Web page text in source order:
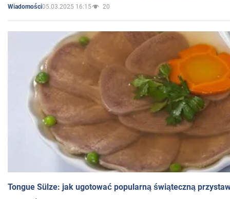
Wiadomości05.03.2025 16:15 20
Tongue Sülze: jak ugotować popularną świąteczną